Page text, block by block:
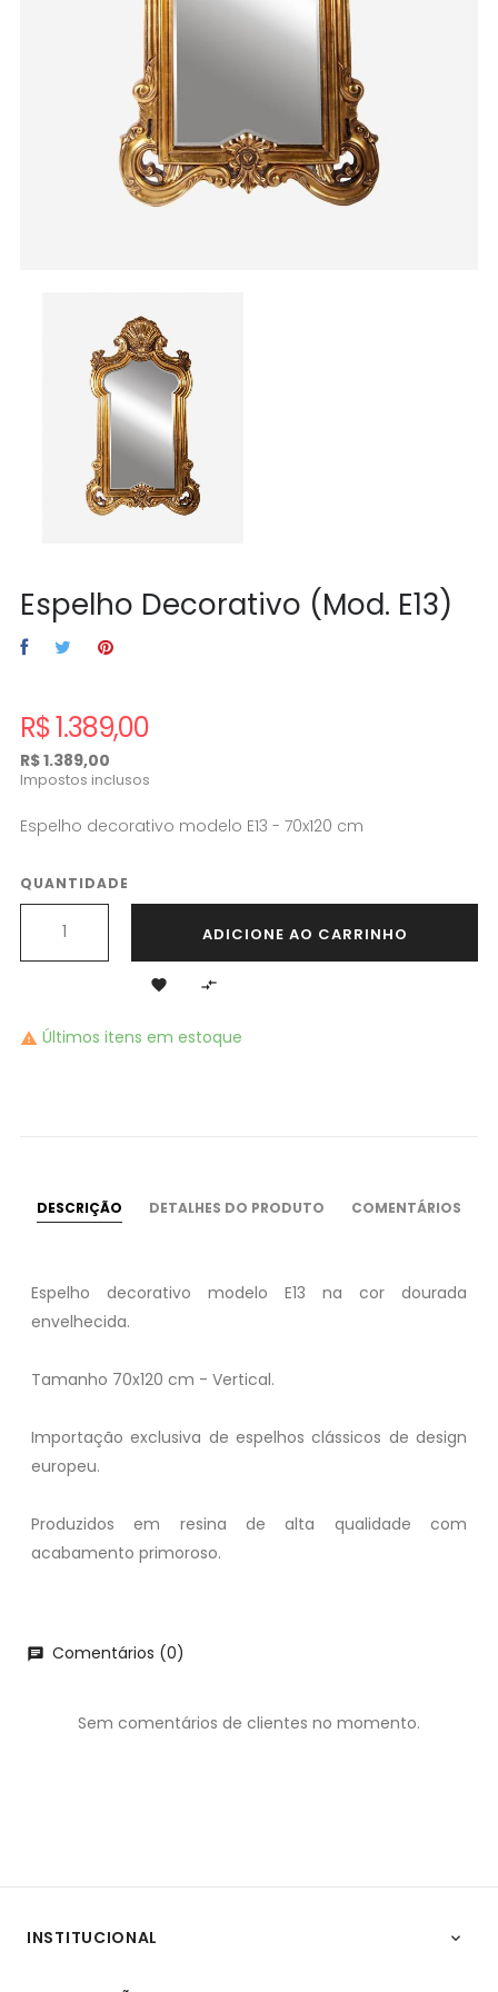
Espelho Decorativo (Mod. E13)
R$ 1.389,00
R$ 1.389,00
Impostos inclusos
Espelho decorativo modelo E13 - 70x120 cm
QUANTIDADE
ADICIONE AO CARRINHO
 
 Últimos itens em estoque
DESCRIÇÃO DETALHES DO PRODUTO COMENTÁRIOS
Espelho decorativo modelo E13 na cor dourada
envelhecida.
Tamanho 70x120 cm - Vertical.
Importação exclusiva de espelhos clássicos de design
europeu.
Produzidos em resina de alta qualidade com
acabamento primoroso.
chat Comentários (0)
Sem comentários de clientes no momento.
INSTITUCIONAL 